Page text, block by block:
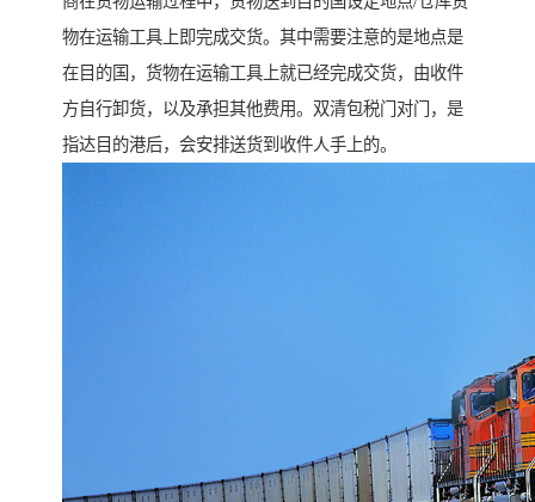
物在运输工具上即完成交货。其中需要注意的是地点是
在目的国，货物在运输工具上就已经完成交货，由收件
方自行卸货，以及承担其他费用。双清包税门对门，是
指达目的港后，会安排送货到收件人手上的。